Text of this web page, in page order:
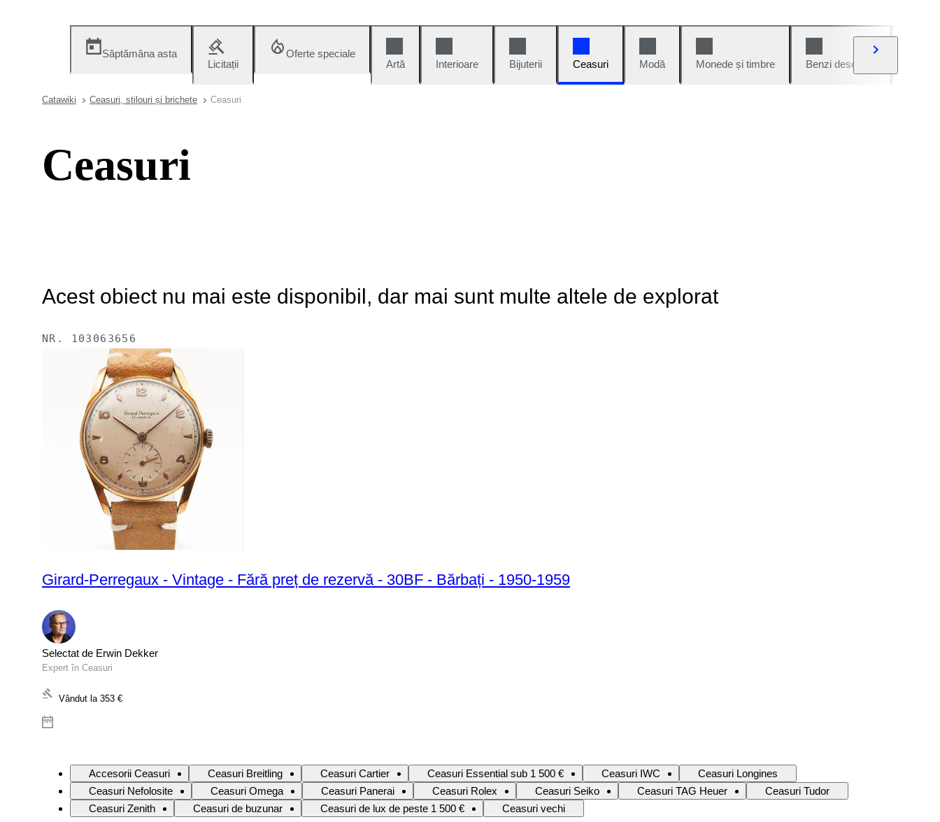
Săptămâna asta
Licitații
Oferte speciale
Artă
Interioare Bijuterii Ceasuri Modă Monede și timbre Benzi desenate
Catawiki Ceasuri, stilouri și brichete Ceasuri
Ceasuri
Acest obiect nu mai este disponibil, dar mai sunt multe altele de explorat
NR. 103063656
Girard-Perregaux - Vintage - Fără preț de rezervă - 30BF - Bărbați - 1950-1959
Selectat de Erwin Dekker
Expert în Ceasuri
Vândut la 353 €
Accesorii Ceasuri Ceasuri Breitling Ceasuri Cartier Ceasuri Essential sub 1 500 € Ceasuri IWC
Ceasuri Longines
Ceasuri Nefolosite
Ceasuri Omega Ceasuri Panerai Ceasuri Rolex Ceasuri Seiko Ceasuri TAG Heuer
Ceasuri Tudor
Ceasuri Zenith
Ceasuri de buzunar Ceasuri de lux de peste 1 500 € Ceasuri vechi